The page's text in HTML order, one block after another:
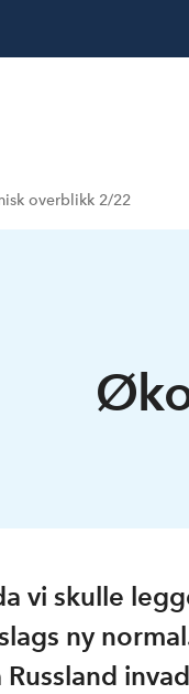
overblikk 2/22
vi skulle
ny